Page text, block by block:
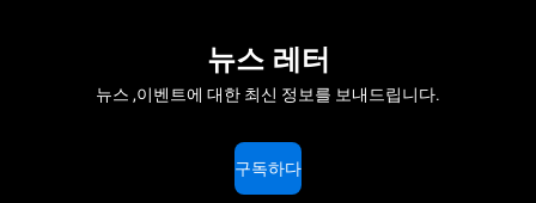
뉴스 레터
뉴스 ,이벤트에 대한 최신 정보를 보내드립니다.
구독하다